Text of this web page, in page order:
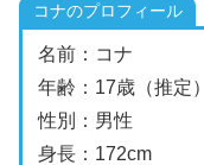
コナのプロフィール
名前：コナ
年齢：17歳（推定）
性別：男性
身長：172cm